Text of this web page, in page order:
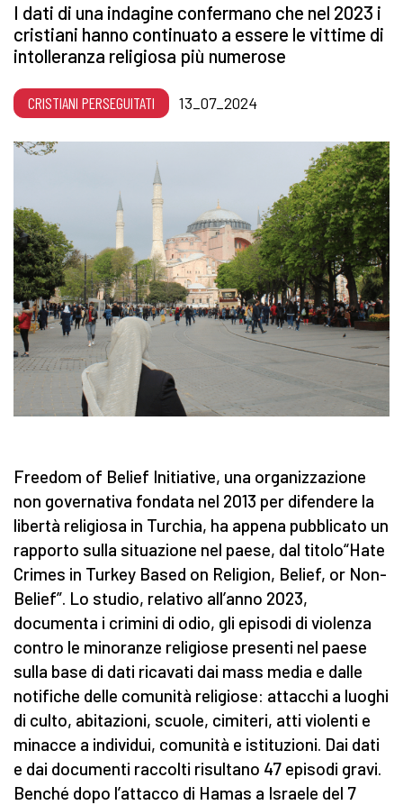
I dati di una indagine confermano che nel 2023 i
cristiani hanno continuato a essere le vittime di
intolleranza religiosa più numerose
CRISTIANI PERSEGUITATI 13_07_2024
Freedom of Belief Initiative, una organizzazione
non governativa fondata nel 2013 per difendere la
libertà religiosa in Turchia, ha appena pubblicato un
rapporto sulla situazione nel paese, dal titolo“Hate
Crimes in Turkey Based on Religion, Belief, or Non-
Belief”. Lo studio, relativo all’anno 2023,
documenta i crimini di odio, gli episodi di violenza
contro le minoranze religiose presenti nel paese
sulla base di dati ricavati dai mass media e dalle
notifiche delle comunità religiose: attacchi a luoghi
di culto, abitazioni, scuole, cimiteri, atti violenti e
minacce a individui, comunità e istituzioni. Dai dati
e dai documenti raccolti risultano 47 episodi gravi.
Benché dopo l’attacco di Hamas a Israele del 7